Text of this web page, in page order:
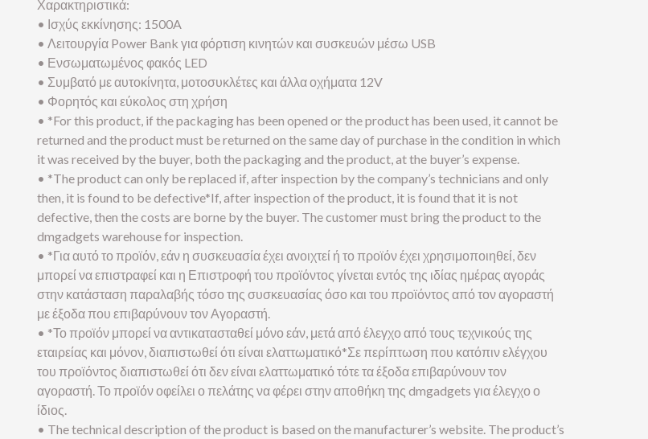
Χαρακτηριστικά:
• Ισχύς εκκίνησης: 1500A
• Λειτουργία Power Bank για φόρτιση κινητών και συσκευών μέσω USB
• Ενσωματωμένος φακός LED
• Συμβατό με αυτοκίνητα, μοτοσυκλέτες και άλλα οχήματα 12V
• Φορητός και εύκολος στη χρήση
• *For this product, if the packaging has been opened or the product has been used, it cannot be
returned and the product must be returned on the same day of purchase in the condition in which
it was received by the buyer, both the packaging and the product, at the buyer’s expense.
• *The product can only be replaced if, after inspection by the company’s technicians and only
then, it is found to be defective*If, after inspection of the product, it is found that it is not
defective, then the costs are borne by the buyer. The customer must bring the product to the
dmgadgets warehouse for inspection.
• *Για αυτό το προϊόν, εάν η συσκευασία έχει ανοιχτεί ή το προϊόν έχει χρησιμοποιηθεί, δεν
μπορεί να επιστραφεί και η Επιστροφή του προϊόντος γίνεται εντός της ιδίας ημέρας αγοράς
στην κατάσταση παραλαβής τόσο της συσκευασίας όσο και του προϊόντος από τον αγοραστή
με έξοδα που επιβαρύνουν τον Αγοραστή.
• *Το προϊόν μπορεί να αντικατασταθεί μόνο εάν, μετά από έλεγχο από τους τεχνικούς της
εταιρείας και μόνον, διαπιστωθεί ότι είναι ελαττωματικό*Σε περίπτωση που κατόπιν ελέγχου
του προϊόντος διαπιστωθεί ότι δεν είναι ελαττωματικό τότε τα έξοδα επιβαρύνουν τον
αγοραστή. Το προϊόν οφείλει ο πελάτης να φέρει στην αποθήκη της dmgadgets για έλεγχο ο
ίδιος.
• The technical description of the product is based on the manufacturer’s website. The product’s